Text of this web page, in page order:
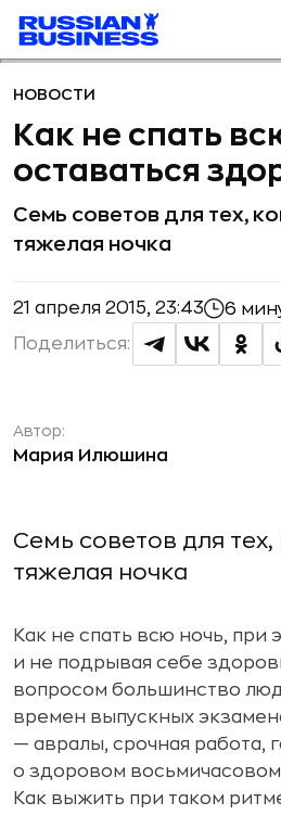
НОВОСТИ
Как не спать
оставаться
Семь советов для тех,
тяжелая ночка
21 апреля 2015, 23:43 6
Поделиться:
Автор:
Мария Илюшина
Семь советов для
тяжелая ночка
Как не спать всю ночь, при
и не подрывая себе
вопросом большинство
времен выпускных
— авралы, срочная работа,
о здоровом
Как выжить при таком